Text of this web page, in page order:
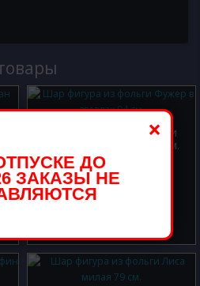
Шар фигура из фольги
Фужер в звездах 94 см.
900.00 р.
×
ДО
ЗАКАЗЫ НЕ